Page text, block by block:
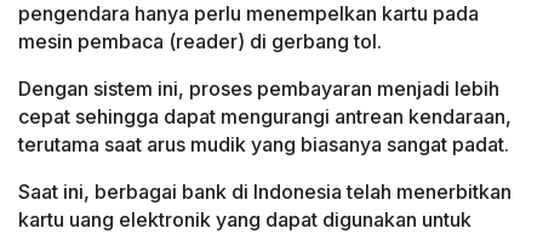
pengendara hanya perlu menempelkan kartu pada
mesin pembaca (reader) di gerbang tol.
Dengan sistem ini, proses pembayaran menjadi lebih
cepat sehingga dapat mengurangi antrean kendaraan,
terutama saat arus mudik yang biasanya sangat padat.
Saat ini, berbagai bank di Indonesia telah menerbitkan
kartu uang elektronik yang dapat digunakan untuk